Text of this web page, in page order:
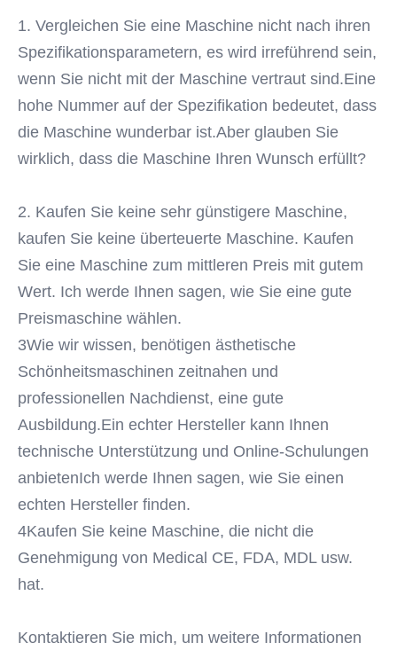
Laser Wavelength:
808nm-810nm/808+755+1064nm Option
Laser Bar:
USA Kohärente importierte Laserstapel
1-120J/cm2 (Abweichung 2%)
Name:
1. Vergleichen Sie eine Maschine nicht nach ihren
Spezifikationsparametern, es wird irreführend sein,
wenn Sie nicht mit der Maschine vertraut sind.Eine
hohe Nummer auf der Spezifikation bedeutet, dass
die Maschine wunderbar ist.Aber glauben Sie
wirklich, dass die Maschine Ihren Wunsch erfüllt?
2. Kaufen Sie keine sehr günstigere Maschine,
kaufen Sie keine überteuerte Maschine. Kaufen
Sie eine Maschine zum mittleren Preis mit gutem
Wert. Ich werde Ihnen sagen, wie Sie eine gute
Preismaschine wählen.
3Wie wir wissen, benötigen ästhetische
Schönheitsmaschinen zeitnahen und
professionellen Nachdienst, eine gute
Ausbildung.Ein echter Hersteller kann Ihnen
technische Unterstützung und Online-Schulungen
anbietenIch werde Ihnen sagen, wie Sie einen
echten Hersteller finden.
4Kaufen Sie keine Maschine, die nicht die
Genehmigung von Medical CE, FDA, MDL usw.
hat.
Kontaktieren Sie mich, um weitere Informationen